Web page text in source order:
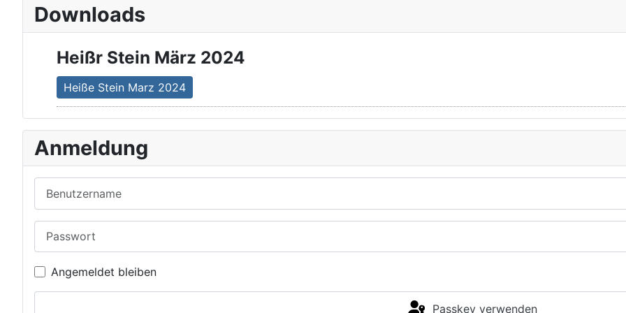
Downloads
Heißr Stein März 2024
Heiße Stein Marz 2024
Anmeldung
Angemeldet bleiben
Passkey verwenden